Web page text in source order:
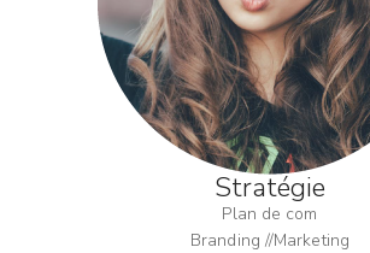
Stratégie
Plan de com
Branding //Marketing